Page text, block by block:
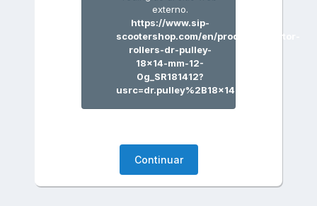
externo.
https://www.sip-
scootershop.com/en/product/variator-
rollers-dr-pulley-
18x14-mm-12-
0g_SR181412?
usrc=dr.pulley%2B18x14
Continuar